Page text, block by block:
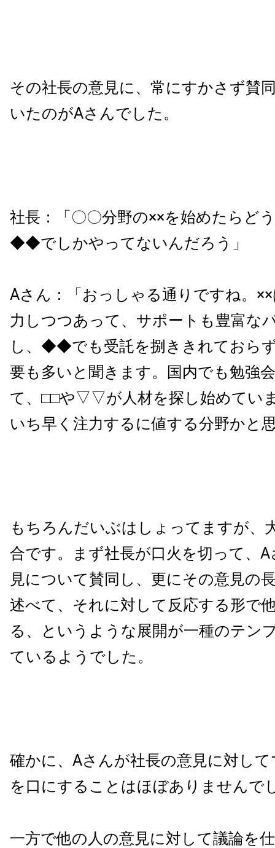
その社長の意見に、常にすかさず賛
いたのがAさんでした。
社長：「〇〇分野の××を始めたらど
◆◆でしかやってないんだろう」
Aさん：「おっしゃる通りですね。
力しつつあって、サポートも豊富な
し、◆◆でも受託を捌ききれておら
要も多いと聞きます。国内でも勉強
て、□□や▽▽が人材を探し始めてい
いち早く注力するに値する分野かと
もちろんだいぶはしょってますが、
合です。まず社長が口火を切って、
見について賛同し、更にその意見の
述べて、それに対して反応する形で
る、というような展開が一種のテン
ているようでした。
確かに、Aさんが社長の意見に対し
を口にすることはほぼありませんで
一方で他の人の意見に対して議論を